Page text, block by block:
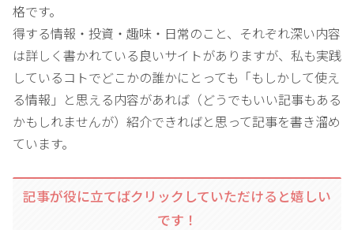
格です。
得する情報・投資・趣味・日常のこと、それぞれ深い内容
は詳しく書かれている良いサイトがありますが、私も実践
しているコトでどこかの誰かにとっても「もしかして使え
る情報」と思える内容があれば（どうでもいい記事もある
かもしれませんが）紹介できればと思って記事を書き溜め
ています。
記事が役に立てばクリックしていただけると嬉しい
です！